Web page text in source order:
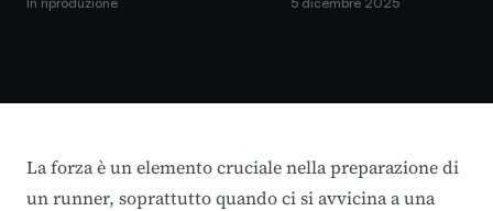
La forza è un elemento cruciale nella preparazione di
un runner, soprattutto quando ci si avvicina a una